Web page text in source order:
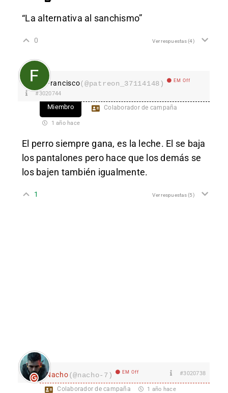
“La alternativa al sanchismo”
0 Ver respuestas(4)
Francisco(@patreon_37114148) EM Off
#3020744
Miembro Colaborador de campaña
1 año hace
El perro siempre gana, es la leche. El se baja
los pantalones pero hace que los demás se
los bajen también igualmente.
1 Ver respuestas(5)
Nacho(@nacho-7) EM Off #3020738
Colaborador de campaña 1 año hace